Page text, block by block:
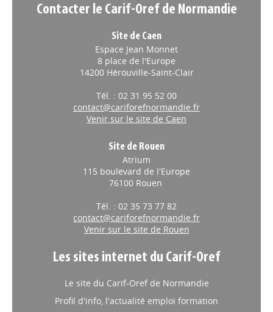
Contacter le Carif-Oref de Normandie
Site de Caen
Espace Jean Monnet
8 place de l'Europe
14200 Hérouville-Saint-Clair
Tél. : 02 31 95 52 00
contact@cariforefnormandie.fr
Venir sur le site de Caen
Site de Rouen
Atrium
115 boulevard de l'Europe
76100 Rouen
Tél. : 02 35 73 77 82
contact@cariforefnormandie.fr
Venir sur le site de Rouen
Les sites internet du Carif-Oref
Le site du Carif-Oref de Normandie
Profil d'info, l'actualité emploi formation